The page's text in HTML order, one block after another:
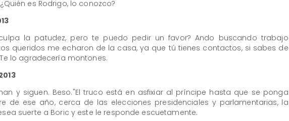
es Rodrigo, lo conozco?
la patudez, pero te puedo pedir un favor? Ando buscando trabajo
queridos me echaron de la casa, ya que tú tienes contactos, si sabes de
lo agradecería montones.
y siguen. Beso."El truco está en asfixiar al príncipe hasta que se ponga
de ese año, cerca de las elecciones presidenciales y parlamentarias, la
suerte a Boric y este le responde escuetamente.